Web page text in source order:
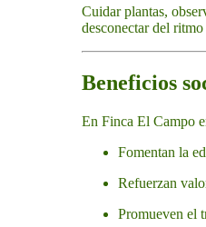
Cuidar plantas,
desconectar del
Beneficios
En Finca El Campo
Fomentan la
Refuerzan
Promueven el